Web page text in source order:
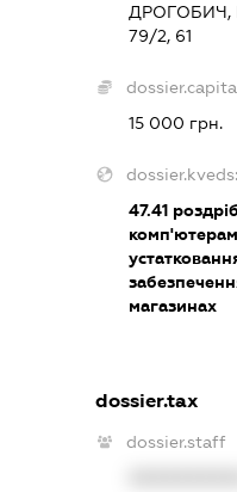
ДРОГОБИЧ,
79/2, 61
15 000 грн.
dossier.kveds:
47.41
магазинах
dossier.tax
dossier.staff